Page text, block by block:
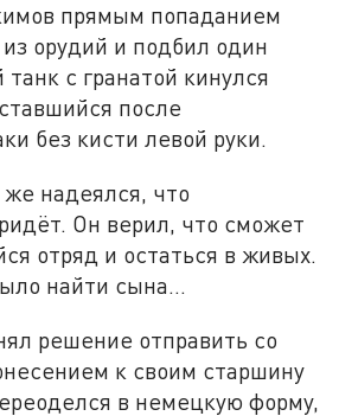
прямым попаданием
орудий и подбил один
с гранатой кинулся
после
без кисти левой руки.
надеялся, что
Он верил, что сможет
отряд и остаться в живых.
найти сына…
решение отправить со
к своим старшину
в немецкую форму,